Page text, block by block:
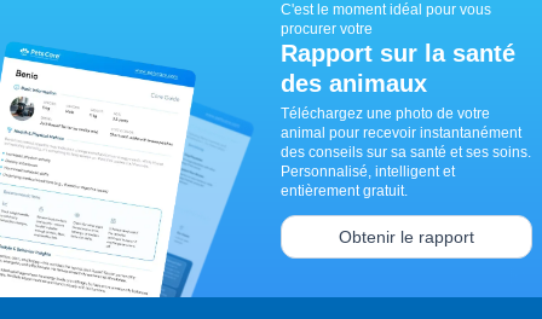
C'est le moment idéal pour vous
procurer votre
Rapport sur la santé
des animaux
Téléchargez une photo de votre
animal pour recevoir instantanément
des conseils sur sa santé et ses soins.
Personnalisé, intelligent et
entièrement gratuit.
Obtenir le rapport